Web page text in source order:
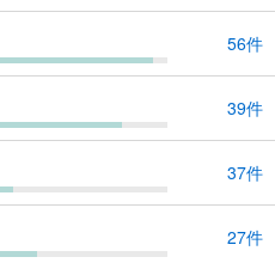
56件
39件
37件
27件